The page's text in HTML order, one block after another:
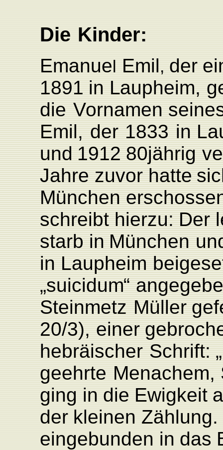
Die Kinder:
Emanuel Emil, der
1891 in Laupheim,
die Vornamen
Emil, der 1833 inL
und 1912 80jährig
Jahrezuvor hatte
München
schreibt hierzu: Der
starb in München
inLaupheim
„suicidum“
Steinmetz Müller
20/3), einer
hebräischer Schrift:
geehrte Menachem,
ging in die Ewigkeit
der kleinenZählung.
eingebunden in das